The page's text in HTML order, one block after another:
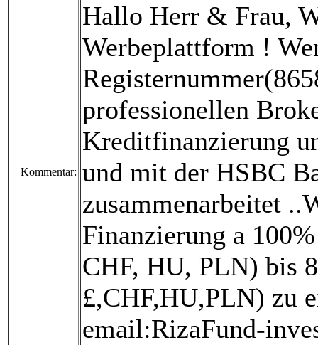
Kommentar:
Hallo Herr & Frau,
Werbeplattform !
professionellen
Kreditfinanzierung
und mit der HSBC
zusammenarbeitet
Finanzierung a
CHF, HU, PLN) bis
£,CHF,HU,PLN) zu
email:RizaFund-